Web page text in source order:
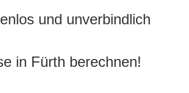
und unverbindlich
in Fürth berechnen!